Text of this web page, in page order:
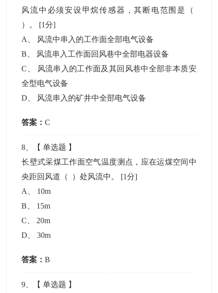
风流中必须安设甲烷传感器，其断电范围是（
）。 [1分]
A
风流中串入的工作面全部电气设备
B
风流串入工作面回风巷中全部电器设备
C
风流串入的工作面及其回风巷中全部非本质安
全型电气设备
D
风流串入的矿井中全部电气设备
答案：C
8 、【单选题 】
长壁式采煤工作面空气温度测点，应在运煤空间中
央距回风道（ ）处风流中。 [1分]
A
10m
B
15m
C
20m
D 、30m
答案：B
9 、【单选题 】